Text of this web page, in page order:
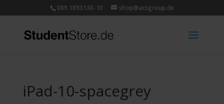
089 1893130-10 shop@acsgroup.de
iPad-10-spacegrey